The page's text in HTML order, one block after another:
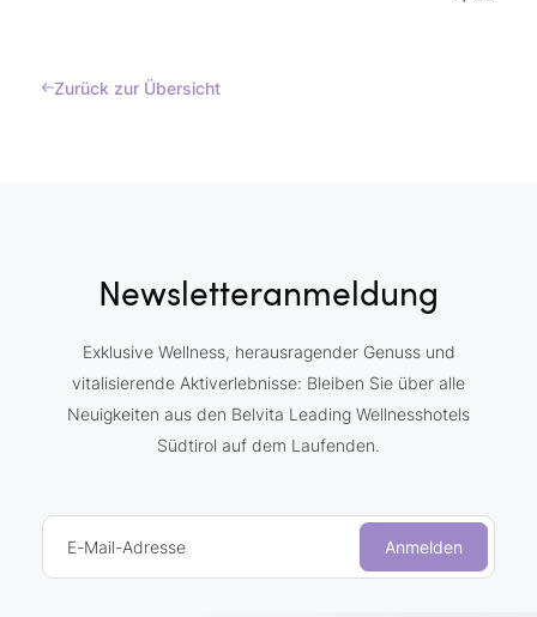
Zurück zur Übersicht
Newsletteranmeldung
Exklusive Wellness, herausragender Genuss und
vitalisierende Aktiverlebnisse: Bleiben Sie über alle
Neuigkeiten aus den Belvita Leading Wellnesshotels
Südtirol auf dem Laufenden.
E-Mail-Adresse Anmelden